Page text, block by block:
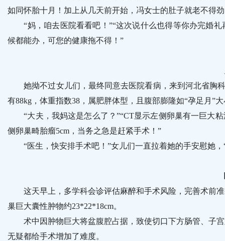
如同怀胎十月！加上从几天前开始，冯女士的肚子就老不得
“妈，咱去医院看看吧！”“这次说什么也得等你办完婚礼
候都能办，可您的健康拖不得！”
她拗不过女儿们，最终同意去医院看病，来到河北省胸科
有88kg，体重指数38，属肥胖体型，且腹部膨隆如“孕足月”
“大夫，我妈这是怎么了？”“CT显示左侧卵巢有一巨大粘
侧卵巢畸胎瘤5cm，当务之急是赶紧手术！”
“医生，快安排手术吧！”女儿们一直拉着她的手安慰她，
这天早上，多学科会诊评估麻醉和手术风险，完善术前
巢巨大囊性肿物约23*22*18cm。
术中因肿物巨大将盆腹腔占据，致使切口下方肠管、子宫
无疑都给手术增加了难度。